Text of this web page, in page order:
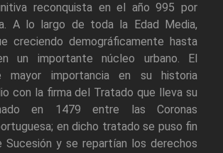
reconquista en el año 995 por
A lo largo de toda la Edad Media,
creciendo demográficamente hasta
un importante núcleo urbano. El
mayor importancia en su historia
con la firma del Tratado que lleva su
en 1479 entre las Coronas
en dicho tratado se puso fin
Sucesión y se repartían los derechos